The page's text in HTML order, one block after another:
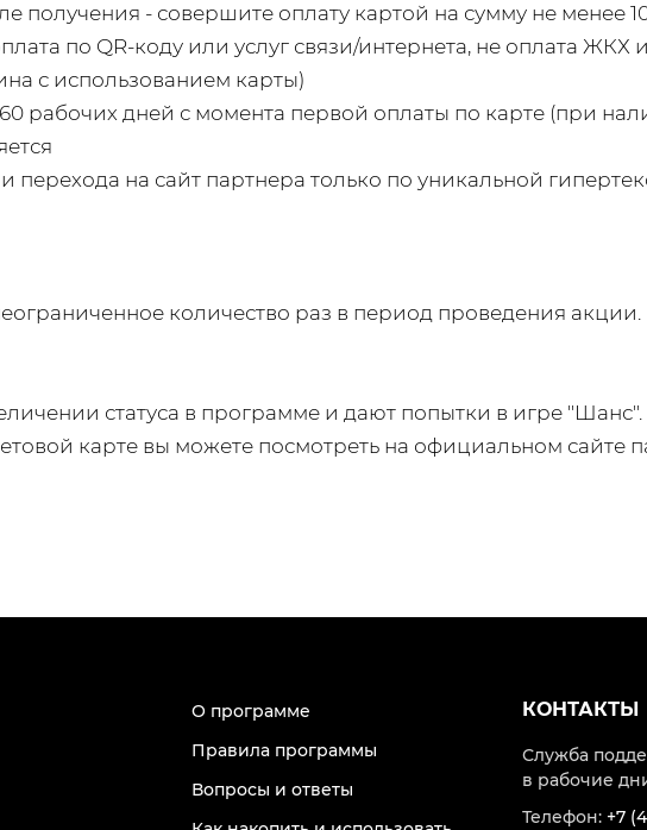
получения - совершите оплату картой на сумму не менее
по QR-коду или услуг связи/интернета, не оплата
с использованием карты)
рабочих дней с момента первой оплаты по карте (при
перехода на сайт партнера только по уникальной
количество раз в период проведения
статуса в программе и дают попытки в игре "Шанс".
карте вы можете посмотреть на официальном сайте
О программе
Правила программы
Вопросы и ответы
КОНТАКТЫ
Служба
в рабочие
Телефон: +7